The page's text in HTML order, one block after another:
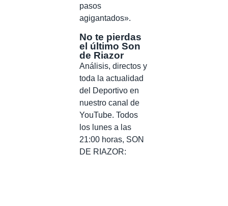
pasos
agigantados».
No te pierdas
el último Son
de Riazor
Análisis, directos y
toda la actualidad
del Deportivo en
nuestro canal de
YouTube. Todos
los lunes a las
21:00 horas, SON
DE RIAZOR: